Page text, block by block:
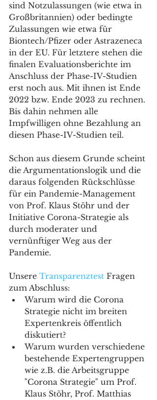
sind Notzulassungen (wie etwa in
Großbritannien) oder bedingte
Zulassungen wie etwa für
Biontech/Pfizer oder Astrazeneca
in der EU. Für letztere stehen die
finalen Evaluationsberichte im
Anschluss der Phase-IV-Studien
erst noch aus. Mit ihnen ist Ende
2022 bzw. Ende 2023 zu rechnen.
Bis dahin nehmen alle
Impfwilligen ohne Bezahlung an
diesen Phase-IV-Studien teil.
Schon aus diesem Grunde scheint
die Argumentationslogik und die
daraus folgenden Rückschlüsse
für ein Pandemie-Management
von Prof. Klaus Stöhr und der
Initiative Corona-Strategie als
durch moderater und
vernünftiger Weg aus der
Pandemie.
Unsere Transparenztest Fragen
zum Abschluss:
Warum wird die Corona
Strategie nicht im breiten
Expertenkreis öffentlich
diskutiert?
Warum wurden verschiedene
bestehende Expertengruppen
wie z.B. die Arbeitsgruppe
"Corona Strategie" um Prof.
Klaus Stöhr, Prof. Matthias